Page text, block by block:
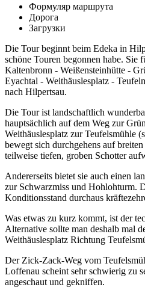
Формуляр маршрута
Дорога
Загрузки
Die Tour beginnt beim Edeka in
schöne Touren begonnen habe.
Kaltenbronn - Weißensteinhütte -
Eyachtal - Weithäuslesplatz -
nach Hilpertsau.
Die Tour ist landschaftlich
hauptsächlich auf dem Weg zur
Weithäuslesplatz zur Teufelsmühle
bewegt sich durchgehens auf
teilweise tiefen, groben Schotter
Andererseits bietet sie auch einen
zur Schwarzmiss und Hohlohturm.
Konditionsstand durchaus
Was etwas zu kurz kommt, ist der
Alternative sollte man deshalb mal
Weithäuslesplatz Richtung
Der Zick-Zack-Weg vom
Loffenau scheint sehr schwierig zu
angeschaut und gekniffen.